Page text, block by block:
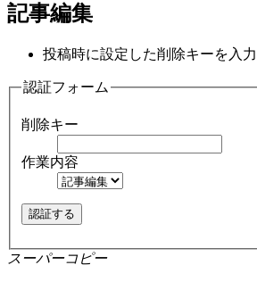
記事編集
投稿時に設定した削除キーを入力
認証フォーム
削除キー
作業内容
スーパーコピー